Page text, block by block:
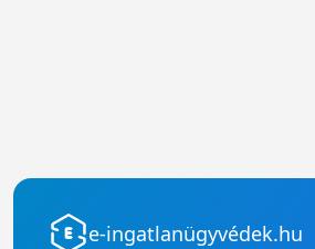
e-ingatlanügyvédek.hu